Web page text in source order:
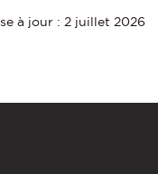
à jour : 2 juillet 2026